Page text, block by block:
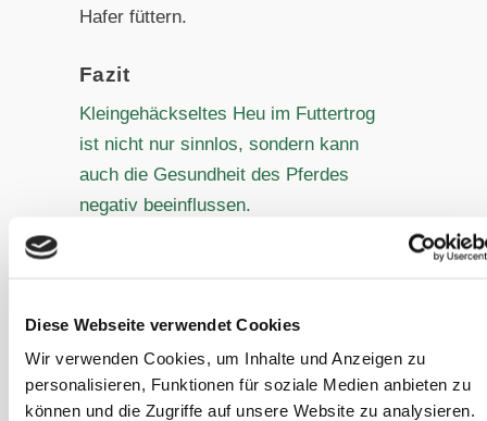
Diese Webseite verwendet Cookies
Wir verwenden Cookies, um Inhalte und Anzeigen zu
personalisieren, Funktionen für soziale Medien anbieten zu
können und die Zugriffe auf unsere Website zu analysieren.
Hafer füttern.
Fazit
Kleingehäckseltes Heu im Futtertrog
ist nicht nur sinnlos, sondern kann
auch die Gesundheit des Pferdes
negativ beeinflussen.
#10 Kotwasser beim Pferd von Heu
und Stroh: Wieso?